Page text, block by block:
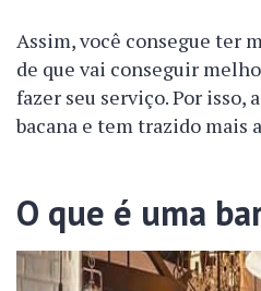
Assim, você consegue ter
de que vai conseguir
fazer seu serviço. Por isso,
bacana e tem trazido mais
O que é uma